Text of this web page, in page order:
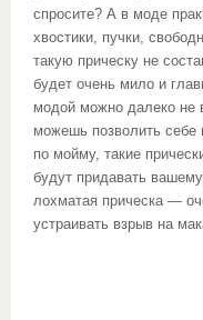
спросите? А в моде
хвостики, пучки,
такую прическу не
будет очень мило и
модой можно далеко не
можешь позволить себе
по мойму, такие
будут придавать
лохматая прическа —
устраивать взрыв на